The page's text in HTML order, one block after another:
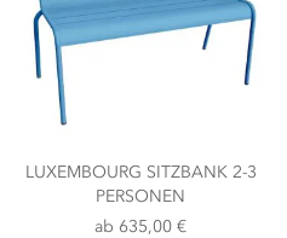
LUXEMBOURG SITZBANK 2-3
PERSONEN
ab 635,00 €